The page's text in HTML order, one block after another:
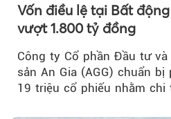
Vốn điều lệ tại Bất
vượt 1.800 tỷ đồng
Công ty Cổ phần Đầu tư
sản An Gia (AGG) chuẩn
19 triệu cổ phiếu nhằm